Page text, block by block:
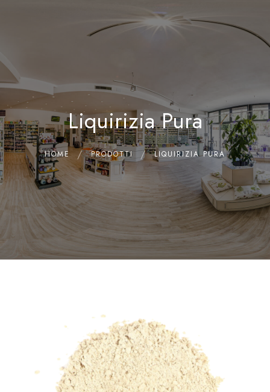
Home
Chi siamo
Il Laboratorio
Shop
Olii Essenziali
Contatti
Liquirizia Pura
HOME PRODOTTI LIQUIRIZIA PURA